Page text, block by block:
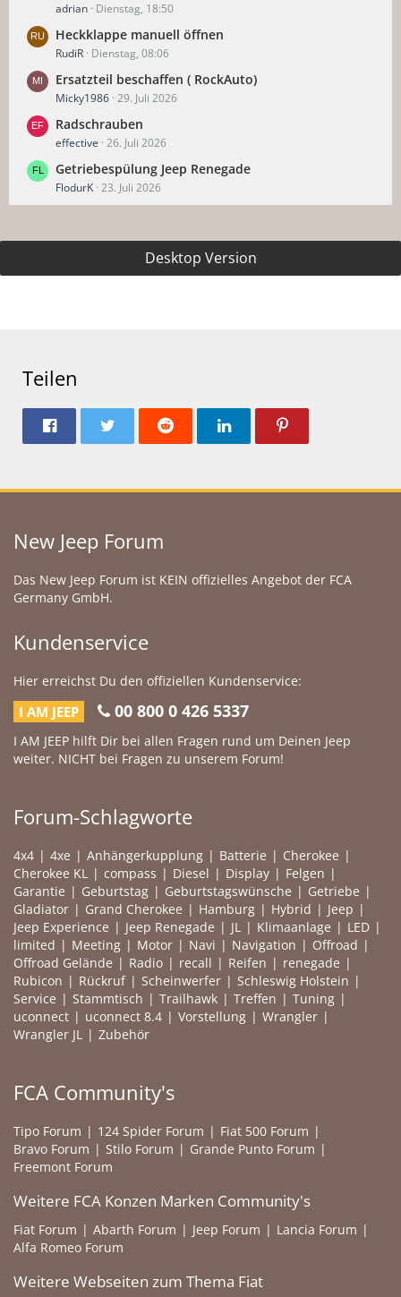
adrian Dienstag, 18:50
Heckklappe manuell öffnen
RudiR Dienstag, 08:06
Ersatzteil beschaffen ( RockAuto)
Micky1986 29. Juli 2026
Radschrauben
effective 26. Juli 2026
Getriebespülung Jeep Renegade
FlodurK 23. Juli 2026
Desktop Version
Teilen
New Jeep Forum
Das New Jeep Forum ist KEIN offizielles Angebot der FCA
Germany GmbH.
Kundenservice
Hier erreichst Du den offiziellen Kundenservice:
I AM JEEP 00 800 0 426 5337
I AM JEEP hilft Dir bei allen Fragen rund um Deinen Jeep
weiter. NICHT bei Fragen zu unserem Forum!
Forum-Schlagworte
4x4 4xe Anhängerkupplung Batterie
Cherokee
Cherokee KL
compass Diesel Display
Felgen
Garantie
Geburtstag Geburtstagswünsche
Getriebe
Gladiator
Grand Cherokee Hamburg Hybrid
Jeep
Jeep Experience
Jeep Renegade JL Klimaanlage
LED
limited
Meeting Motor Navi Navigation
Offroad
Offroad Gelände
Radio recall Reifen
renegade
Rubicon
Rückruf Scheinwerfer
Schleswig Holstein
Service
Stammtisch Trailhawk Treffen
Tuning
uconnect
uconnect 8.4 Vorstellung
Wrangler
Wrangler JL
Zubehör
FCA Community's
Tipo Forum 124 Spider Forum
Fiat 500 Forum
Bravo Forum
Stilo Forum
Grande Punto Forum
Freemont Forum
Weitere FCA Konzen Marken Community's
Fiat Forum Abarth Forum Jeep Forum
Lancia Forum
Alfa Romeo Forum
Weitere Webseiten zum Thema Fiat